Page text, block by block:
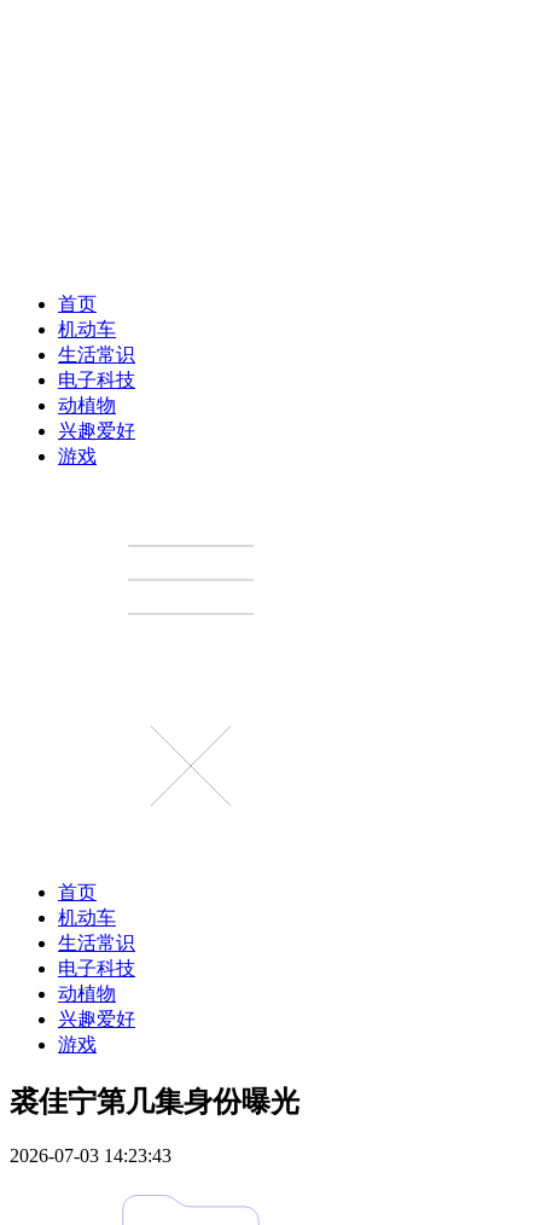
首页
机动车
生活常识
电子科技
动植物
兴趣爱好
游戏
首页
机动车
生活常识
电子科技
动植物
兴趣爱好
游戏
裘佳宁第几集身份曝光
2026-07-03 14:23:43